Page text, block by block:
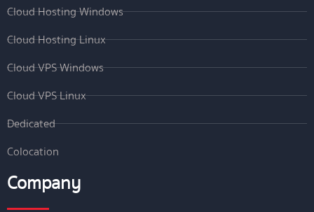
Cloud Hosting Windows
Cloud Hosting Linux
Cloud VPS Windows
Cloud VPS Linux
Dedicated
Colocation
Company